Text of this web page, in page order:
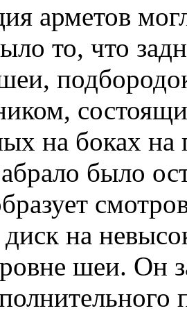
арметов
то, что
на боках на
было
на
шеи. Он